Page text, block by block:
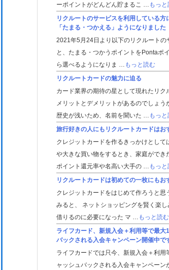
ーポイントがどんどん貯まるこ …
もっ
リクルートのサービスを利用している方
「たまる・つかえる」ようになりました
2021年5月24日より以下のリクルートの
と、たまる・つかうポイントをPontaポ
ら選べるようになりま …
もっと読む
リクルートカードの魅力に迫る
カード業界の期待の星として現れたリク
メリットとデメリットがあるのでしょう
歴史が浅いため、名前を聞いた …
もっ
旅行好きの人にもリクルートカードはお
クレジットカードを作るきっかけとして
や大きな買い物をするとき、家庭ができ
ポイント還元率や名高い大手の …
もっ
リクルートカードは初めての一枚にもお
クレジットカードをはじめて作ろうと思
みると、 ネットショッピングを賢く楽
借りるのに必要になった マ …
もっと読む
ライフカード、新規入会＋利用等で最大
バックされる入会キャンペーン開催中で
ライフカードでは只今、新規入会＋利用
ャッシュバックされる入会キャンペーン